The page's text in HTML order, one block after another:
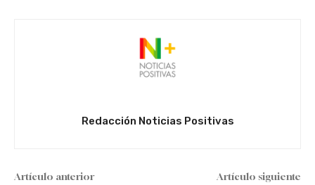
Redacción Noticias Positivas
Artículo anterior Artículo siguiente